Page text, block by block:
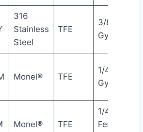
316
Stainless
Steel
TFE
3/8″
Gyrolok®
Monel® TFE
1/4″
Gyrolok®
Monel® TFE
1/4″
Female